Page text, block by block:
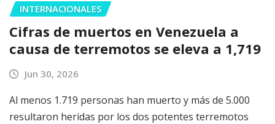
INTERNACIONALES
Cifras de muertos en Venezuela a
causa de terremotos se eleva a 1,719
Jun 30, 2026
Al menos 1.719 personas han muerto y más de 5.000
resultaron heridas por los dos potentes terremotos